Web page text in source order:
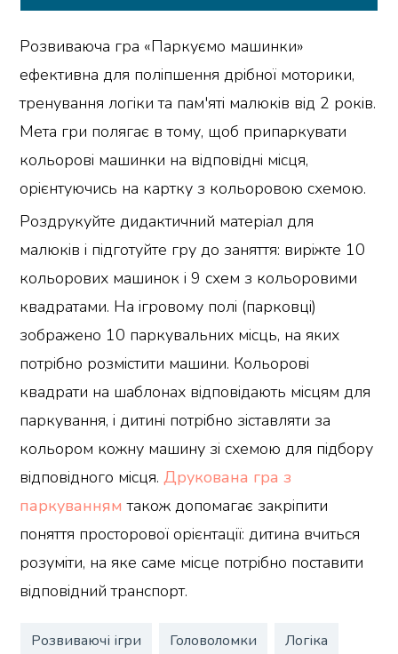
Розвиваюча гра «Паркуємо машинки»
ефективна для поліпшення дрібної моторики,
тренування логіки та пам'яті малюків від 2 років.
Мета гри полягає в тому, щоб припаркувати
кольорові машинки на відповідні місця,
орієнтуючись на картку з кольоровою схемою.
Роздрукуйте дидактичний матеріал для
малюків і підготуйте гру до заняття: виріжте 10
кольорових машинок і 9 схем з кольоровими
квадратами. На ігровому полі (парковці)
зображено 10 паркувальних місць, на яких
потрібно розмістити машини. Кольорові
квадрати на шаблонах відповідають місцям для
паркування, і дитині потрібно зіставляти за
кольором кожну машину зі схемою для підбору
відповідного місця.Друкована гра з
паркуванням також допомагає закріпити
поняття просторової орієнтації: дитина вчиться
розуміти, на яке саме місце потрібно поставити
відповідний транспорт.
Розвиваючі ігри Головоломки Логіка